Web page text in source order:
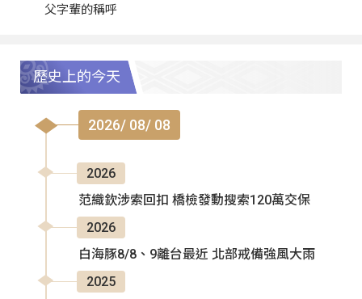
父字輩的稱呼
歷史上的今天
2026/ 08/ 08
2026
范織欽涉索回扣 橋檢發動搜索120萬交保
2026
白海豚8/8、9離台最近 北部戒備強風大雨
2025